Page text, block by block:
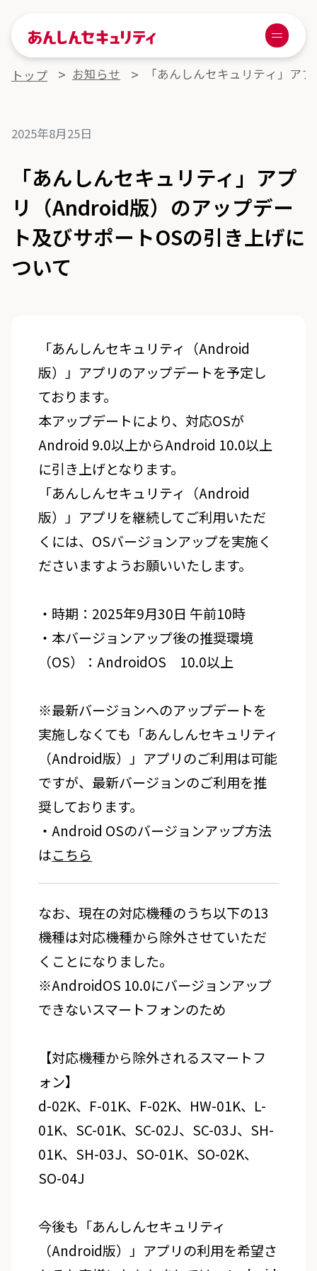
あんしんセキュリティ
Menu
トップ お知らせ 「あんしんセキュリティ」ア
2025年8月25日
「あんしんセキュリティ」アプ
リ（Android版）のアップデー
ト及びサポートOSの引き上げに
ついて
「あんしんセキュリティ（Android
版）」アプリのアップデートを予定し
ております。
本アップデートにより、対応OSが
Android 9.0以上からAndroid 10.0以上
に引き上げとなります。
「あんしんセキュリティ（Android
版）」アプリを継続してご利用いただ
くには、OSバージョンアップを実施く
ださいますようお願いいたします。
・時期：2025年9月30日 午前10時
・本バージョンアップ後の推奨環境
（OS）：AndroidOS 10.0以上
※最新バージョンへのアップデートを
実施しなくても「あんしんセキュリティ
（Android版）」アプリのご利用は可能
ですが、最新バージョンのご利用を推
奨しております。
・Android OSのバージョンアップ方法
はこちら
なお、現在の対応機種のうち以下の13
機種は対応機種から除外させていただ
くことになりました。
※AndroidOS 10.0にバージョンアップ
できないスマートフォンのため
【対応機種から除外されるスマートフ
ォン】
d-02K、F-01K、F-02K、HW-01K、L-
01K、SC-01K、SC-02J、SC-03J、SH-
01K、SH-03J、SO-01K、SO-02K、
SO-04J
今後も「あんしんセキュリティ
（Android版）」アプリの利用を希望さ